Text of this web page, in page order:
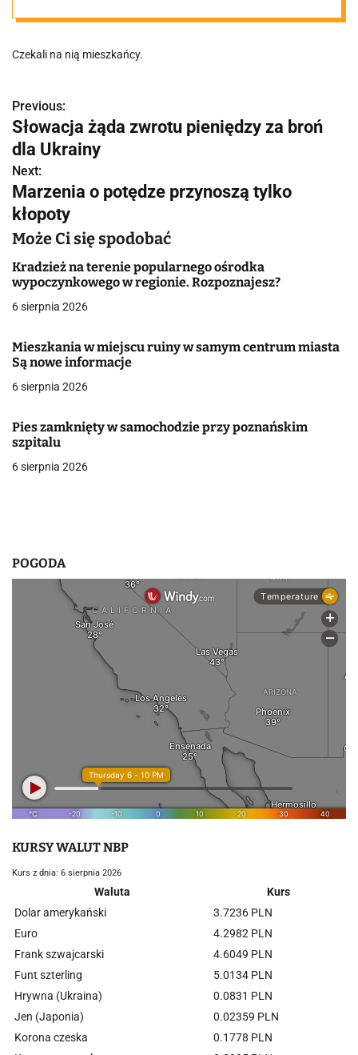
wygląda plac
budowy
Czekali na nią mieszkańcy.
N
a
w
i
g
a
c
a
w
i
s
Previous:
Słowacja żąda zwrotu pieniędzy za broń
dla Ukrainy
Next:
Marzenia o potędze przynoszą tylko
kłopoty
Może Ci się spodobać
Kradzież na terenie popularnego ośrodka
wypoczynkowego w regionie. Rozpoznajesz?
6 sierpnia 2026
Mieszkania w miejscu ruiny w samym centrum miasta
Są nowe informacje
6 sierpnia 2026
Pies zamknięty w samochodzie przy poznańskim
szpitalu
6 sierpnia 2026
POGODA
KURSY WALUT NBP
Kurs z dnia: 6 sierpnia 2026
Waluta
Kurs
Dolar amerykański
3.7236 PLN
Euro
4.2982 PLN
Frank szwajcarski
4.6049 PLN
Funt szterling
5.0134 PLN
Hrywna (Ukraina)
0.0831 PLN
Jen (Japonia)
0.02359 PLN
Korona czeska
0.1778 PLN